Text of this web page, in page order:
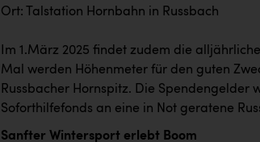
Ort: Talstation Hornbahn in Russbach
Im 1.März 2025 findet zudem die
Mal werden Höhenmeter für den guten
Russbacher Hornspitz. Die Spendengelder
Soforthilfefonds an eine in Not geratene
Sanfter Wintersport erlebt Boom